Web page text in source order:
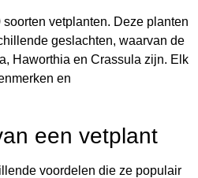
vetplanten. Deze planten
geslachten, waarvan de
Haworthia en Crassula zijn. Elk
en
een vetplant
voordelen die ze populair